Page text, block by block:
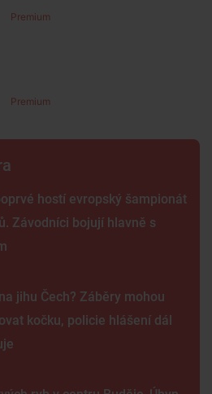
Premium
Premium
hostí evropský šampionát
Závodníci bojují hlavně s
jihu Čech? Záběry mohou
kočku, policie hlášení dál